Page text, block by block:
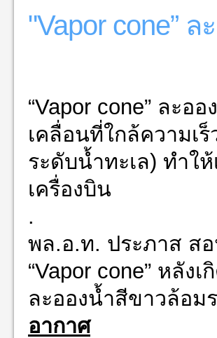
"Vapor cone”
“Vapor cone” ละอ
เคลื่อนที่ใกล้ความเ
ระดับน้ำทะเล) ทำใ
เครื่องบิน
.
พล.อ.ท. ประภาส ส
“Vapor cone” หลัง
ละอองน้ำสีขาวล้อ
อากาศ